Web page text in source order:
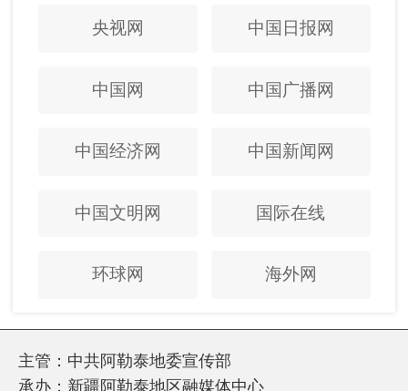
央视网 中国日报网
中国网 中国广播网
中国经济网 中国新闻网
中国文明网 国际在线
环球网 海外网
主管：中共阿勒泰地委宣传部
承办：新疆阿勒泰地区融媒体中心